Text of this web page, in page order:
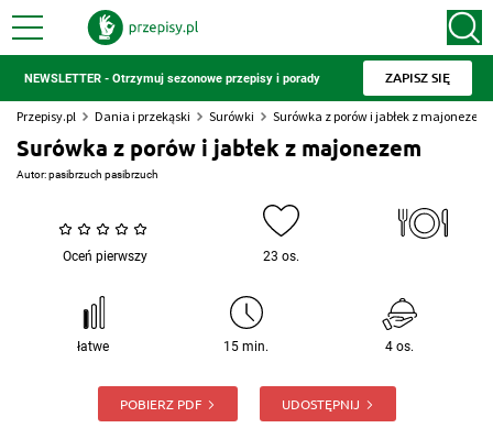
NEWSLETTER - Otrzymuj sezonowe przepisy i porady ZAPISZ SIĘ
Przepisy.pl Dania i przekąski Surówki Surówka z porów i jabłek z majonezem
Surówka z porów i jabłek z majonezem
Autor:pasibrzuch pasibrzuch
Oceń pierwszy 23 os.
łatwe 15 min. 4 os.
POBIERZ PDF UDOSTĘPNIJ